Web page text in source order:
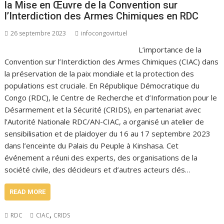
la Mise en Œuvre de la Convention sur
l’Interdiction des Armes Chimiques en RDC
26 septembre 2023 infocongovirtuel
L’importance de la
Convention sur l’Interdiction des Armes Chimiques (CIAC) dans
la préservation de la paix mondiale et la protection des
populations est cruciale. En République Démocratique du
Congo (RDC), le Centre de Recherche et d’Information pour le
Désarmement et la Sécurité (CRIDS), en partenariat avec
l’Autorité Nationale RDC/AN-CIAC, a organisé un atelier de
sensibilisation et de plaidoyer du 16 au 17 septembre 2023
dans l’enceinte du Palais du Peuple à Kinshasa. Cet
événement a réuni des experts, des organisations de la
société civile, des décideurs et d’autres acteurs clés…
READ MORE
RDC CIAC, CRIDS